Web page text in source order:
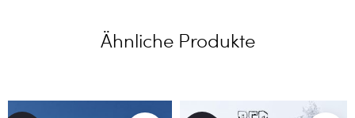
Ähnliche Produkte